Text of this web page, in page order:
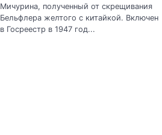
Мичурина, полученный от скрещивания
Бельфлера желтого с китайкой. Включен
в Госреестр в 1947 год...